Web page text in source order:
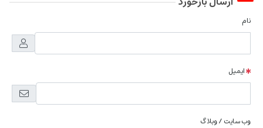
نام
ایمیل
وب سایت / وبلاگ